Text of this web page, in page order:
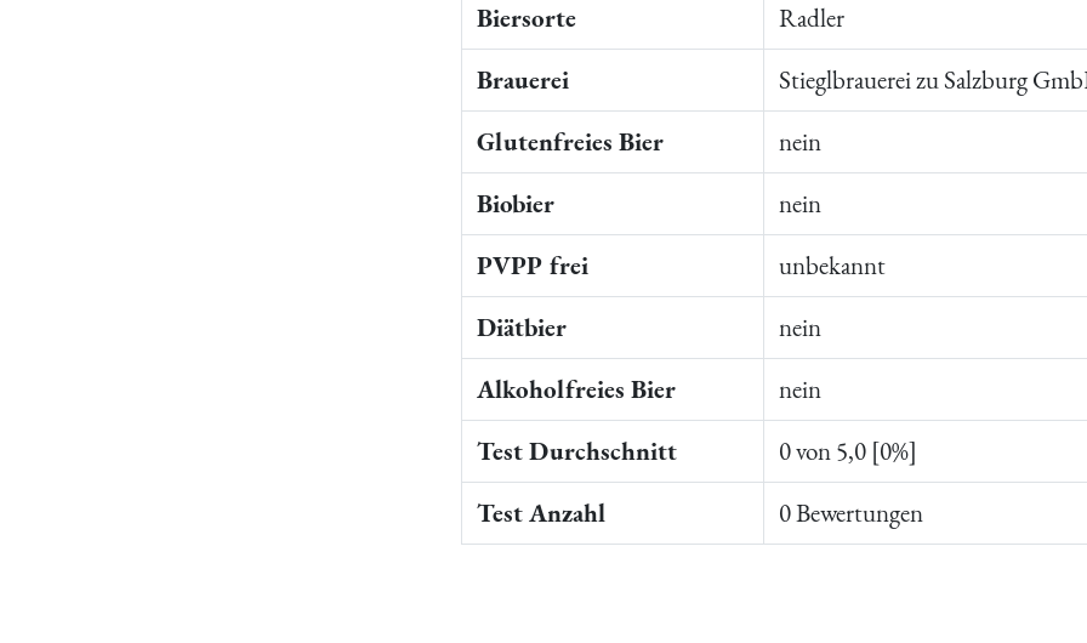
Biersorte
Radler
Brauerei
Stieglbrauerei zu Salzburg
Glutenfreies Bier
nein
Biobier
nein
PVPP frei
unbekannt
Diätbier
nein
Alkoholfreies Bier
nein
Test Durchschnitt
0 von 5,0 [0%]
Test Anzahl
0 Bewertungen